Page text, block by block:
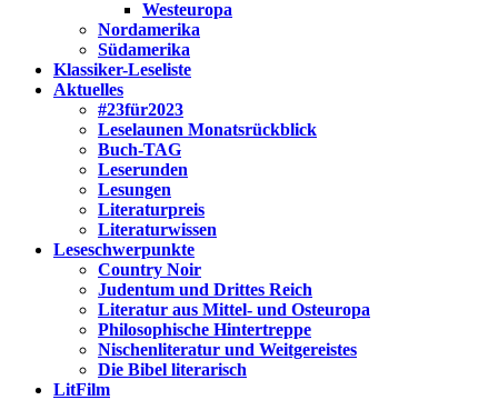
Westeuropa
Nordamerika
Südamerika
Klassiker-Leseliste
Aktuelles
#23für2023
Leselaunen Monatsrückblick
Buch-TAG
Leserunden
Lesungen
Literaturpreis
Literaturwissen
Leseschwerpunkte
Country Noir
Judentum und Drittes Reich
Literatur aus Mittel- und Osteuropa
Philosophische Hintertreppe
Nischenliteratur und Weitgereistes
Die Bibel literarisch
LitFilm